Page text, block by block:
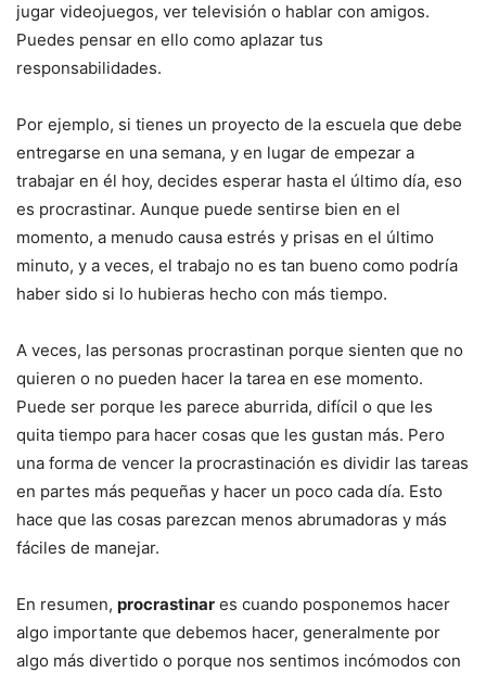
jugar videojuegos, ver televisión o hablar con amigos.
Puedes pensar en ello como aplazar tus
responsabilidades.
Por ejemplo, si tienes un proyecto de la escuela que debe
entregarse en una semana, y en lugar de empezar a
trabajar en él hoy, decides esperar hasta el último día, eso
es procrastinar. Aunque puede sentirse bien en el
momento, a menudo causa estrés y prisas en el último
minuto, y a veces, el trabajo no es tan bueno como podría
haber sido si lo hubieras hecho con más tiempo.
A veces, las personas procrastinan porque sienten que no
quieren o no pueden hacer la tarea en ese momento.
Puede ser porque les parece aburrida, difícil o que les
quita tiempo para hacer cosas que les gustan más. Pero
una forma de vencer la procrastinación es dividir las tareas
en partes más pequeñas y hacer un poco cada día. Esto
hace que las cosas parezcan menos abrumadoras y más
fáciles de manejar.
En resumen, procrastinar es cuando posponemos hacer
algo importante que debemos hacer, generalmente por
algo más divertido o porque nos sentimos incómodos con